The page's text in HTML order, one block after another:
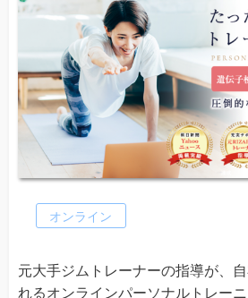
オンライン
元大手ジムトレーナーの指導が、
れるオンラインパーソナルトレー